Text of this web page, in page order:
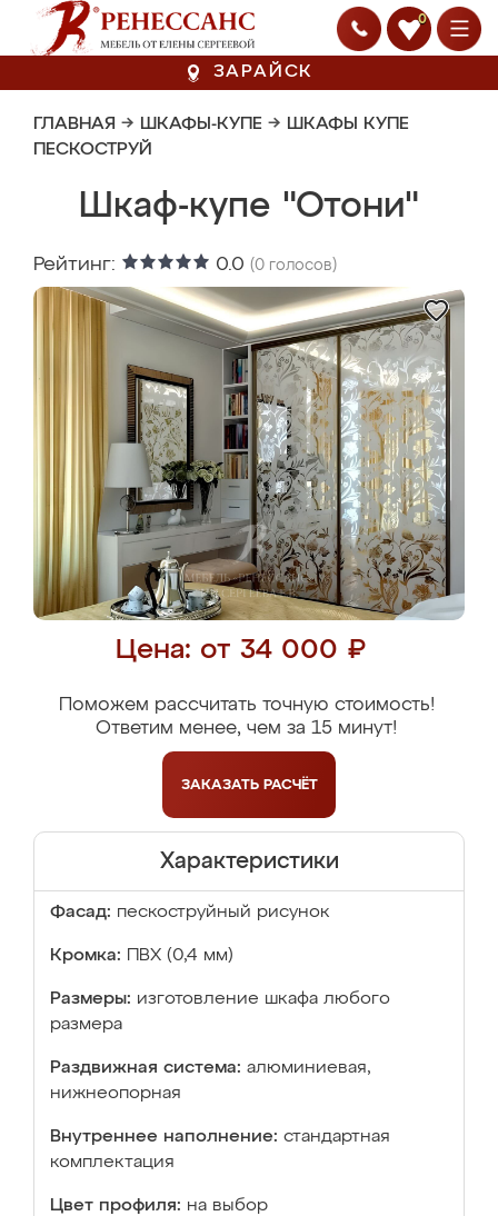
0
ЗАРАЙСК
ГЛАВНАЯ → ШКАФЫ-КУПЕ → ШКАФЫ КУПЕ
ПЕСКОСТРУЙ
Шкаф-купе "Отони"
Рейтинг: 0.0 (0 голосов)
Цена: от 34 000 ₽
Поможем рассчитать точную стоимость!
Ответим менее, чем за 15 минут!
ЗАКАЗАТЬ РАСЧЁТ
Характеристики
Фасад: пескоструйный рисунок
Кромка: ПВХ (0,4 мм)
Размеры: изготовление шкафа любого
размера
Раздвижная система: алюминиевая,
нижнеопорная
Внутреннее наполнение: стандартная
комплектация
Цвет профиля: на выбор